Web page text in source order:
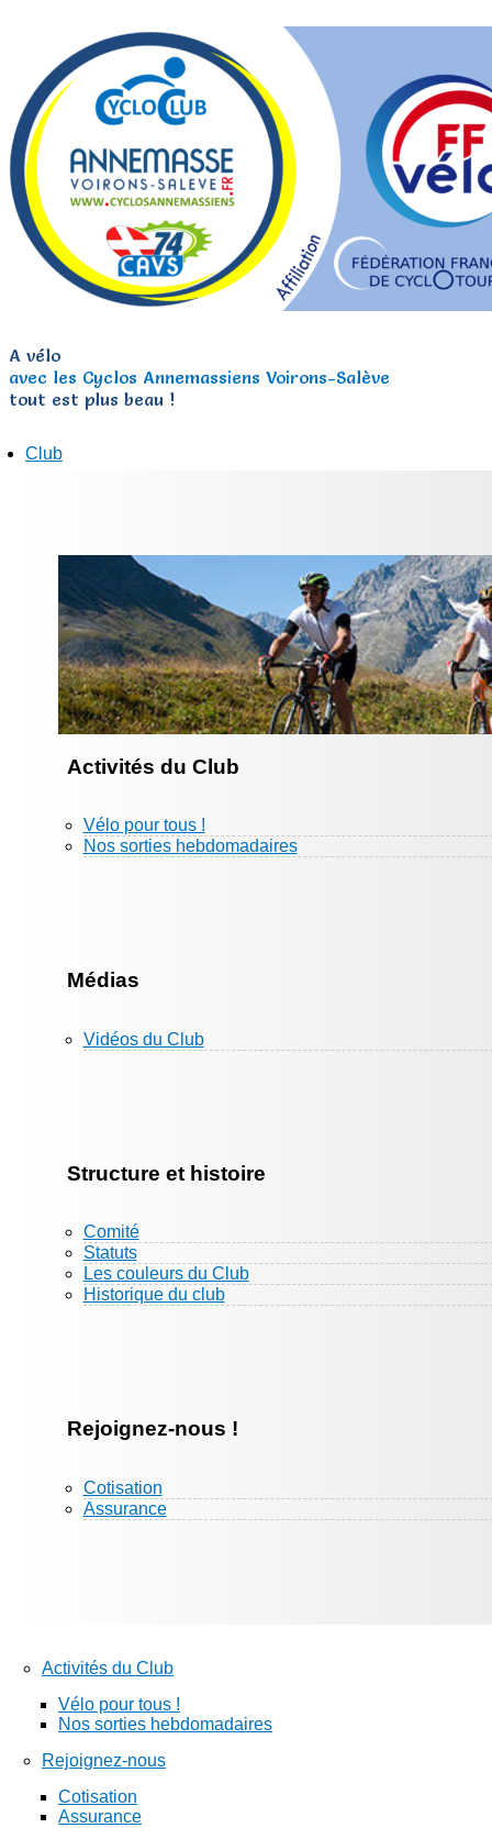
A vélo
avec les Cyclos Annemassiens Voirons-Salève
tout est plus beau !
Club
Activités du Club
Vélo pour tous !
Nos sorties hebdomadaires
Médias
Vidéos du Club
Structure et histoire
Comité
Statuts
Les couleurs du Club
Historique du club
Rejoignez-nous !
Cotisation
Assurance
Activités du Club
Vélo pour tous !
Nos sorties hebdomadaires
Rejoignez-nous
Cotisation
Assurance